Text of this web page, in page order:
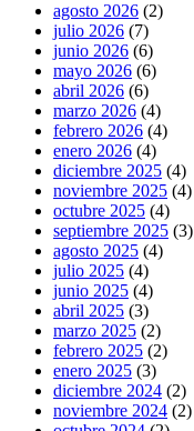
agosto 2026 (2)
julio 2026 (7)
junio 2026 (6)
mayo 2026 (6)
abril 2026 (6)
marzo 2026 (4)
febrero 2026 (4)
enero 2026 (4)
diciembre 2025 (4)
noviembre 2025 (4)
octubre 2025 (4)
septiembre 2025 (3)
agosto 2025 (4)
julio 2025 (4)
junio 2025 (4)
abril 2025 (3)
marzo 2025 (2)
febrero 2025 (2)
enero 2025 (3)
diciembre 2024 (2)
noviembre 2024 (2)